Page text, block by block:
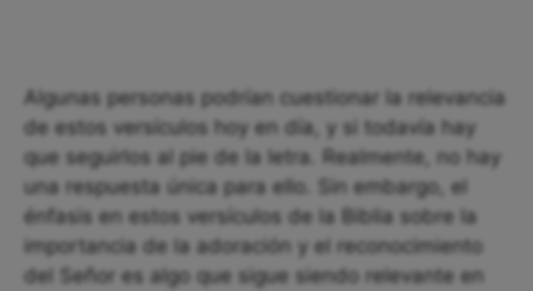
Algunas personas podrían cuestionar la relevancia
de estos versículos hoy en día, y si todavía hay
que seguirlos al pie de la letra. Realmente, no hay
una respuesta única para ello. Sin embargo, el
énfasis en estos versículos de la Biblia sobre la
importancia de la adoración y el reconocimiento
del Señor es algo que sigue siendo relevante en